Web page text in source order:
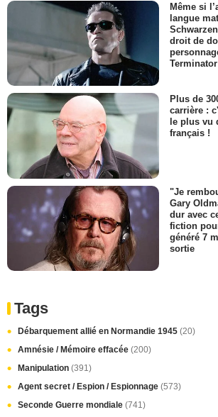
Même si
langue
droit de
Terminator
Plus de
carrière :
le plus vu
français !
"Je
Gary
dur avec
fiction
généré 7
sortie
Tags
Débarquement allié en Normandie 1945 (20)
Amnésie / Mémoire effacée (200)
Manipulation (391)
Agent secret / Espion / Espionnage (573)
Seconde Guerre mondiale (741)